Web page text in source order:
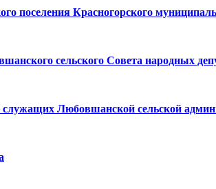
поселения Красногорского
сельского Совета народных
служащих Любовшанской сельской